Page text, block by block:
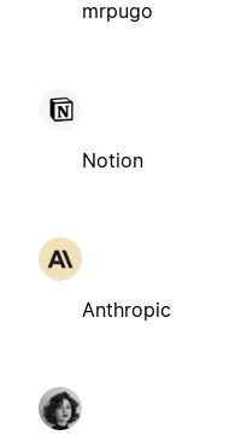
mrpugo
Notion
Anthropic